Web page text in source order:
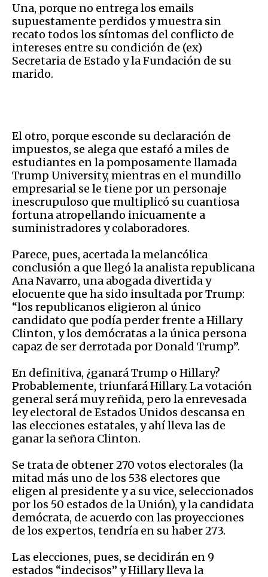
Una, porque no entrega los emails
supuestamente perdidos y muestra sin
recato todos los síntomas del conflicto de
intereses entre su condición de (ex)
Secretaria de Estado y la Fundación de su
marido.
El otro, porque esconde su declaración de
impuestos, se alega que estafó a miles de
estudiantes en la pomposamente llamada
Trump University, mientras en el mundillo
empresarial se le tiene por un personaje
inescrupuloso que multiplicó su cuantiosa
fortuna atropellando inicuamente a
suministradores y colaboradores.
Parece, pues, acertada la melancólica
conclusión a que llegó la analista republicana
Ana Navarro, una abogada divertida y
elocuente que ha sido insultada por Trump:
“los republicanos eligieron al único
candidato que podía perder frente a Hillary
Clinton, y los demócratas a la única persona
capaz de ser derrotada por Donald Trump”.
En definitiva, ¿ganará Trump o Hillary?
Probablemente, triunfará Hillary. La votación
general será muy reñida, pero la enrevesada
ley electoral de Estados Unidos descansa en
las elecciones estatales, y ahí lleva las de
ganar la señora Clinton.
Se trata de obtener 270 votos electorales (la
mitad más uno de los 538 electores que
eligen al presidente y a su vice, seleccionados
por los 50 estados de la Unión), y la candidata
demócrata, de acuerdo con las proyecciones
de los expertos, tendría en su haber 273.
Las elecciones, pues, se decidirán en 9
estados “indecisos” y Hillary lleva la